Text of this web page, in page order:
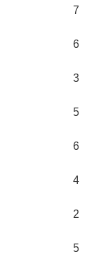
7
6
3
5
6
4
2
5